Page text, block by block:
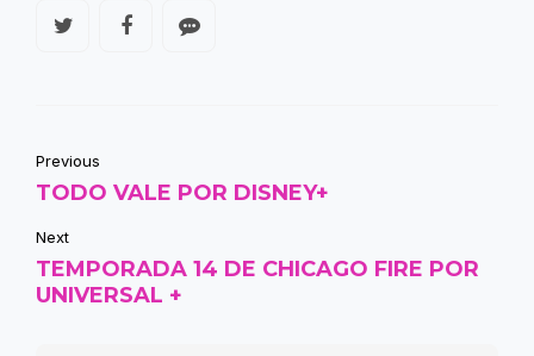
Previous
TODO VALE POR DISNEY+
Next
TEMPORADA 14 DE CHICAGO FIRE POR
UNIVERSAL +